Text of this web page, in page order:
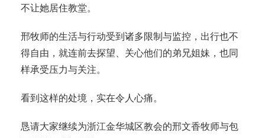
不让她居住教堂。
邢牧师的生活与行动受到诸多限制与监控，出行也不
得自由，就连前去探望、关心他们的弟兄姐妹，也同
样承受压力与关注。
看到这样的处境，实在令人心痛。
恳请大家继续为浙江金华城区教会的邢文香牧师与包